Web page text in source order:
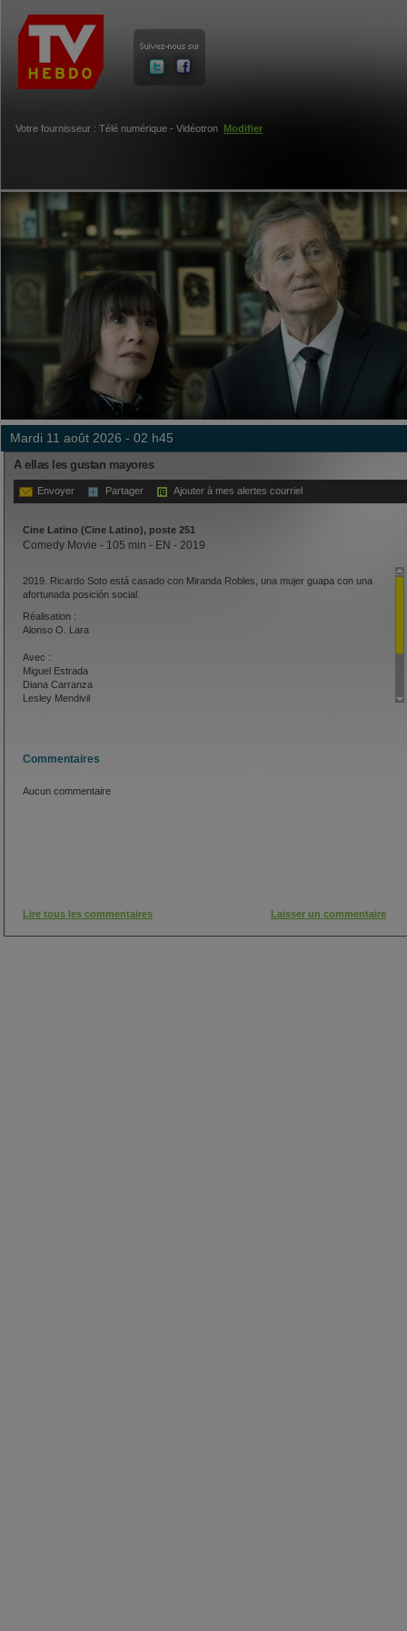
Votre fournisseur : Télé numérique - Vidéotron Modifier
mardi 11 août 2026 - 02 h45
A ellas les gustan mayores
Envoyer Partager Ajouter à mes alertes courriel
Cine Latino (Cine Latino), poste 251
Comedy Movie - 105 min - EN - 2019
2019. Ricardo Soto está casado con Miranda Robles, una mujer guapa con una
afortunada posición social.
Réalisation :
Alonso O. Lara
Avec :
Miguel Estrada
Diana Carranza
Lesley Mendivil
Antolín Gómez
Commentaires
Aucun commentaire
Lire tous les commentaires Laisser un commentaire